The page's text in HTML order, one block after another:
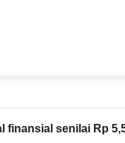
senilai Rp